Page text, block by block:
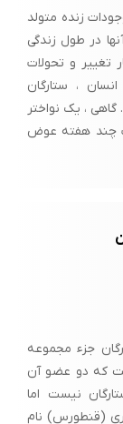
اصول فلسفه
نظریه، نیوتن توانست
در مدارهایی
دارد. اولین
هالی
همان تبیینی
را جذب می‌کنند،
مشاهده نشد.
به اشتباه،
که دارای
زنده متولد
در طول زندگی
تغییر و تحولات
، ستارگان
، یک نواختر
چند هفته عوض
75 درصد از ستارگان جزء مجموعه
که دو عضو آن
نیست اما
(قنطورس) نام